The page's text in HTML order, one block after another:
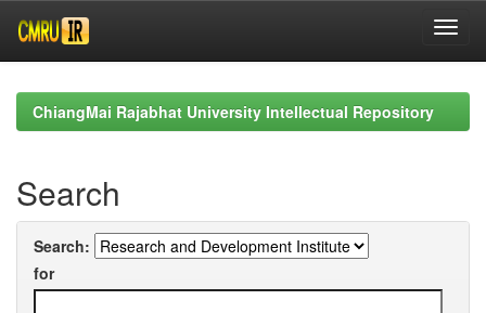
navigationChiangMai Rajabhat University Intellectual Repository
Search
Search:
for